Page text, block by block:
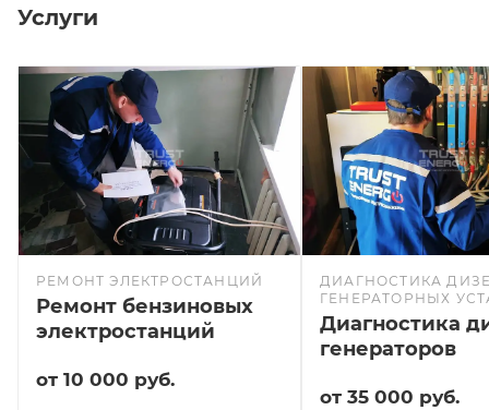
Услуги
РЕМОНТ ЭЛЕКТРОСТАНЦИЙ
Ремонт бензиновых
электростанций
от 10 000 руб.
ДИАГНОСТИКА
ГЕНЕРАТОРНЫХ
Диагностика
генераторов
от 35 000 руб.